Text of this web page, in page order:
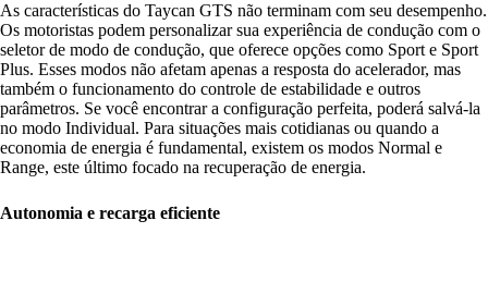
As características do Taycan GTS não terminam com seu desempenho.
Os motoristas podem personalizar sua experiência de condução com o
seletor de modo de condução, que oferece opções como Sport e Sport
Plus. Esses modos não afetam apenas a resposta do acelerador, mas
também o funcionamento do controle de estabilidade e outros
parâmetros. Se você encontrar a configuração perfeita, poderá salvá-la
no modo Individual. Para situações mais cotidianas ou quando a
economia de energia é fundamental, existem os modos Normal e
Range, este último focado na recuperação de energia.
Autonomia e recarga eficiente